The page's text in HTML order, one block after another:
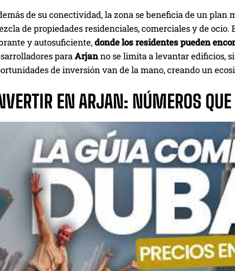
de su conectividad, la zona se beneficia de un
de propiedades residenciales, comerciales y de
y autosuficiente,donde los residentes pueden
paraArjanno se limita a levantar edificios,
de inversión van de la mano, creando un
EN ARJAN: NÚMEROS